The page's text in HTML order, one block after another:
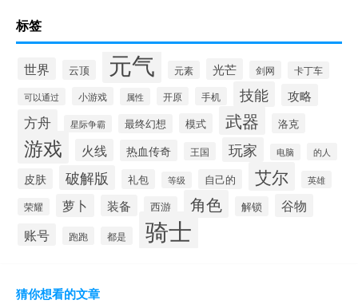
标签
世界 云顶 元气 元素 光芒 剑网 卡丁车
可以通过 小游戏 属性 开原 手机 技能 攻略
方舟 星际争霸 最终幻想 模式 武器 洛克
游戏 火线 热血传奇 王国 玩家 电脑 的人
皮肤 破解版 礼包 等级 自己的 艾尔 英雄
荣耀 萝卜 装备 西游 角色 解锁 谷物
账号 跑跑 都是 骑士
猜你想看的文章